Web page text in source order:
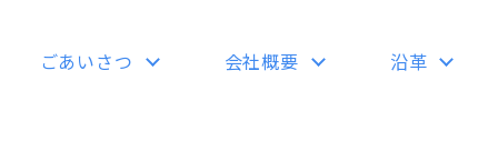
ごあいさつ 会社概要 沿革